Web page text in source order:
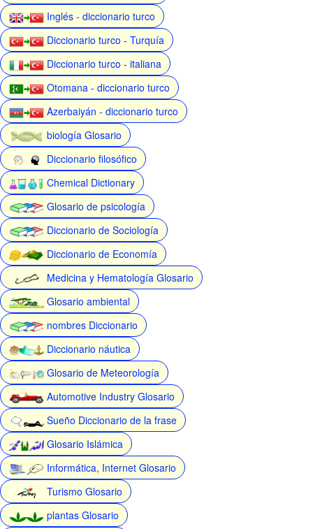
Inglés - diccionario turco
Diccionario turco - Turquía
Diccionario turco - italiana
Otomana - diccionario turco
Azerbaiyán - diccionario turco
biología Glosario
Diccionario filosófico
Chemical Dictionary
Glosario de psicología
Diccionario de Sociología
Diccionario de Economía
Medicina y Hematología Glosario
Glosario ambiental
nombres Diccionario
Diccionario náutica
Glosario de Meteorología
Automotive Industry Glosario
Sueño Diccionario de la frase
Glosario Islámica
Informática, Internet Glosario
Turismo Glosario
plantas Glosario